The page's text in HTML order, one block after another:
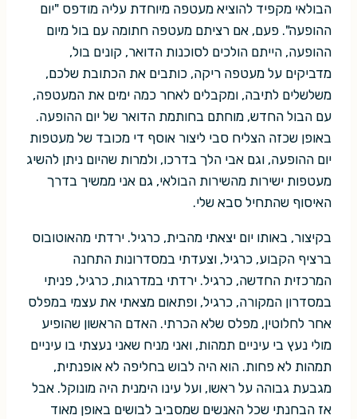
הבולאי מקפיד להוציא מעטפה מיוחדת עליה מודפס "יום
ההופעה". פעם, אם רציתם מעטפה חתומה עם בול מיום
ההופעה, הייתם הולכים לסוכנות הדואר, קונים בול,
מדביקים על מעטפה ריקה, כותבים את הכתובת שלכם,
משלשלים לתיבה, ומקבלים לאחר כמה ימים את המעטפה,
עם הבול החדש, מוחתם בחותמת הדואר של יום ההופעה.
באופן שכזה הצליח סבי ליצור אוסף די מכובד של מעטפות
יום ההופעה, וגם אבי הלך בדרכו, ולמרות שהיום ניתן להשיג
מעטפות ישירות מהשירות הבולאי, גם אני ממשיך בדרך
האיסוף שהתחיל סבא שלי.
בקיצור, באותו יום יצאתי מהבית, כרגיל. ירדתי מהאוטובוס
ברציף הקבוע, כרגיל, וצעדתי במסדרונות התחנה
המרכזית החדשה, כרגיל. ירדתי במדרגות, כרגיל, פניתי
במסדרון המקורה, כרגיל, ופתאום מצאתי את עצמי במפלס
אחר לחלוטין, מפלס שלא הכרתי. האדם הראשון שהופיע
מולי נעץ בי עיניים תמהות, ואני מניח שאני נעצתי בו עיניים
תמהות לא פחות. הוא היה לבוש בחליפה לא אופנתית,
מגבעת גבוהה על ראשו, ועל עינו הימנית היה מונוקל. אבל
אז הבחנתי שכל האנשים שמסביב לבושים באופן מאוד